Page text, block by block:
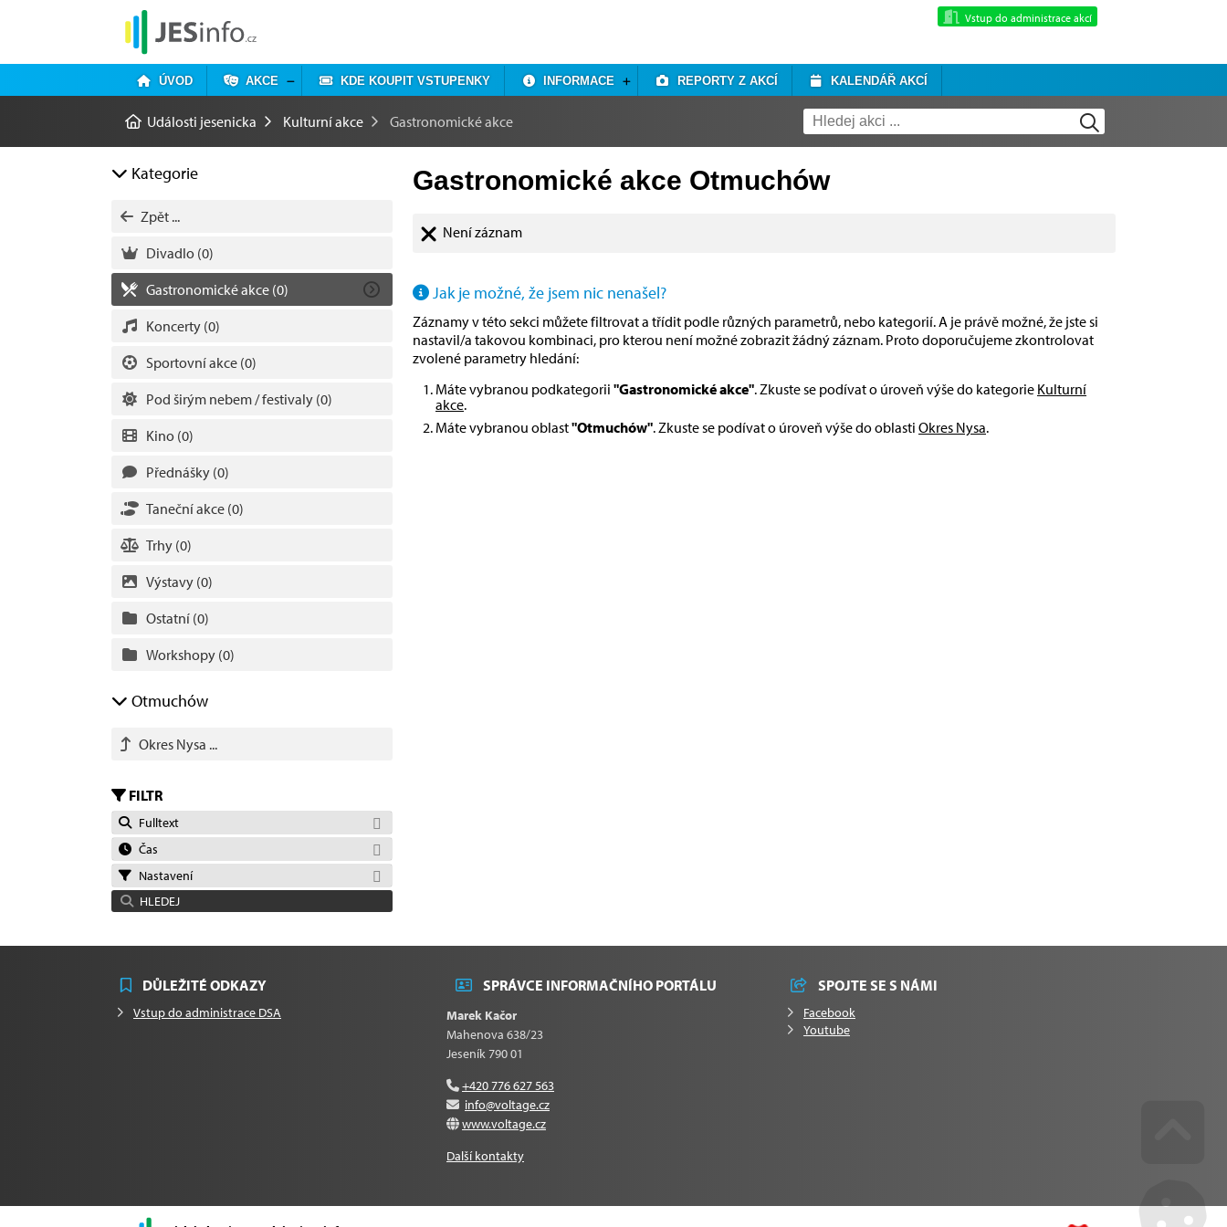
Vstup do administrace akcí
ÚVOD AKCE KDE KOUPIT VSTUPENKY INFORMACE REPORTY Z AKCÍ KALENDÁŘ AKCÍ
Události jesenicka Kulturní akce Gastronomické akce
Kategorie
Zpět ...
Divadlo (0)
Gastronomické akce (0)
Koncerty (0)
Sportovní akce (0)
Pod širým nebem / festivaly (0)
Kino (0)
Přednášky (0)
Taneční akce (0)
Trhy (0)
Výstavy (0)
Ostatní (0)
Workshopy (0)
Otmuchów
Okres Nysa ...
FILTR
Fulltext
Čas
Nastavení
HLEDEJ
Gastronomické akce Otmuchów
Není záznam
Jak je možné, že jsem nic nenašel?
Záznamy v této sekci můžete filtrovat a třídit podle různých parametrů, nebo kategorií. A je právě možné, že jste si
nastavil/a takovou kombinaci, pro kterou není možné zobrazit žádný záznam. Proto doporučujeme zkontrolovat
zvolené parametry hledání:
Máte vybranou podkategorii "Gastronomické akce". Zkuste se podívat o úroveň výše do kategorie Kulturní
akce.
Máte vybranou oblast"Otmuchów". Zkuste se podívat o úroveň výše do oblasti Okres Nysa.
DŮLEŽITÉ ODKAZY
Vstup do administrace DSA
SPRÁVCE INFORMAČNÍHO PORTÁLU
Marek Kačor
Mahenova 638/23
Jeseník 790 01
+420 776 627 563
info@voltage.cz
www.voltage.cz
Další kontakty
SPOJTE SE S NÁMI
Facebook
Youtube